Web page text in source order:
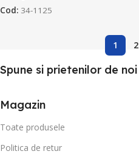
Cod: 34-1125
1 2
Spune si prietenilor de noi
Magazin
Toate produsele
Politica de retur